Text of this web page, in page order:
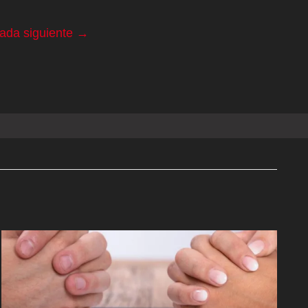
siguiente →